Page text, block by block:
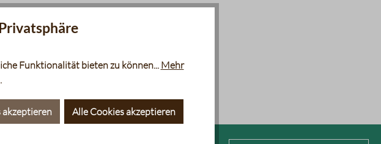
Funktionalität bieten zu können... Mehr
.
Alle Cookies akzeptieren